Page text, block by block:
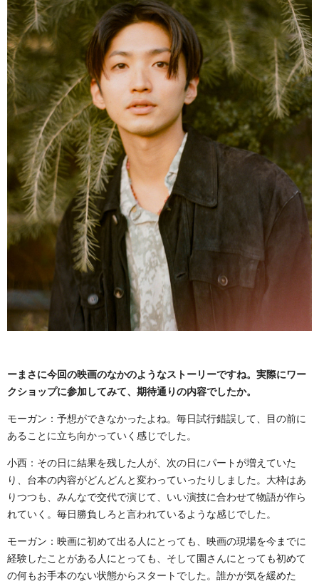
ーまさに今回の映画のなかのようなストーリーですね。実際にワー
クショップに参加してみて、期待通りの内容でしたか。
モーガン：予想ができなかったよね。毎日試行錯誤して、目の前に
あることに立ち向かっていく感じでした。
小西：その日に結果を残した人が、次の日にパートが増えていた
り、台本の内容がどんどんと変わっていったりしました。大枠はあ
りつつも、みんなで交代で演じて、いい演技に合わせて物語が作ら
れていく。毎日勝負しろと言われているような感じでした。
モーガン：映画に初めて出る人にとっても、映画の現場を今までに
経験したことがある人にとっても、そして園さんにとっても初めて
の何もお手本のない状態からスタートでした。誰かが気を緩めた